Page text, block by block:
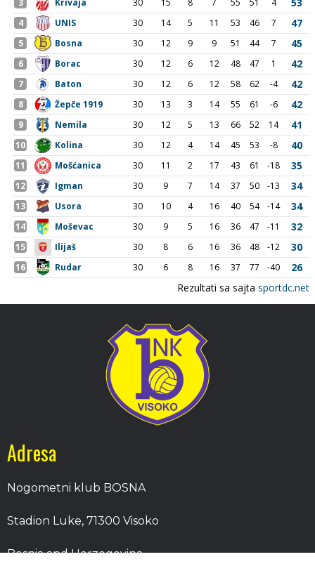
Adresa
Nogometni klub BOSNA
Stadion Luke, 71300 Visoko
Bosnia and Herzegovina